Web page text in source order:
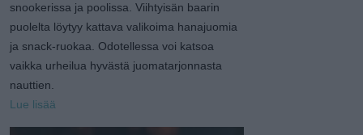
snookerissa ja poolissa. Viihtyisän baarin
puolelta löytyy kattava valikoima hanajuomia
ja snack-ruokaa. Odotellessa voi katsoa
vaikka urheilua hyvästä juomatarjonnasta
nauttien.
Lue lisää